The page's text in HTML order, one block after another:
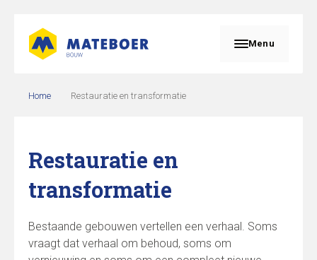
Menu
Home Restauratie en transformatie
Restauratie en
transformatie
Bestaande gebouwen vertellen een verhaal. Soms
vraagt dat verhaal om behoud, soms om